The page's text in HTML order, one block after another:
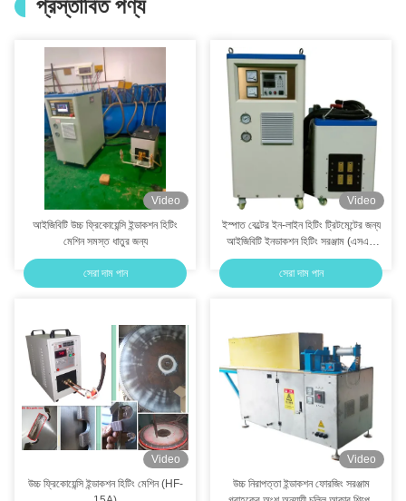
প্রস্তাবিত পণ্য
Video
আইজিবিটি উচ্চ ফ্রিকোয়েন্সি ইন্ডাকশন হিটিং
মেশিন সমস্ত ধাতুর জন্য
সেরা দাম পান
Video
ইস্পাত বেল্টের ইন-লাইন হিটিং ট্রিটমেন্টের জন্য
আইজিবিটি ইনডাকশন হিটিং সরঞ্জাম (এসএফ
-120 কেডব্লিউ)
সেরা দাম পান
Video
উচ্চ ফ্রিকোয়েন্সি ইন্ডাকশন হিটিং মেশিন (HF-
Video
উচ্চ নিরাপত্তা ইন্ডাকশন ফোরজিং সরঞ্জাম
4000MM ইন্ডাকশন হার্ডেনিং টুল 900A ডিজিটাল ইন্ডাকশন হিটিং মেশিনের সাথে শক্ত করা এবং নিভানোর জন্য